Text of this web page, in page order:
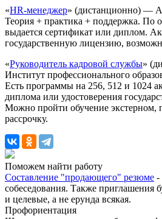
«HR-менеджер» (дистанционно) —
Теория + практика + поддержка. По
выдается сертификат или диплом.
государственную лицензию,
«Руководитель кадровой службы»
Институт профессионального
Есть программы на 256, 512 и 1024
диплома или удостоверения
Можно пройти обучение экстерном,
рассрочку.
Поможем найти работу
Составление "продающего" резюме -
собеседования. Также приглашения
и целевые, а не ерунда всякая.
Профориентация